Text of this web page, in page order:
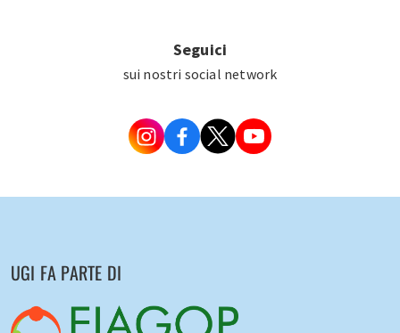
Seguici
sui nostri social network
UGI FA PARTE DI